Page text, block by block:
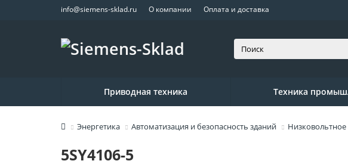
info@siemens-sklad.ru О компании Оплата и доставка
Приводная техника Техника
Энергетика Автоматизация и безопасность зданий Низковольтное
5SY4106-5